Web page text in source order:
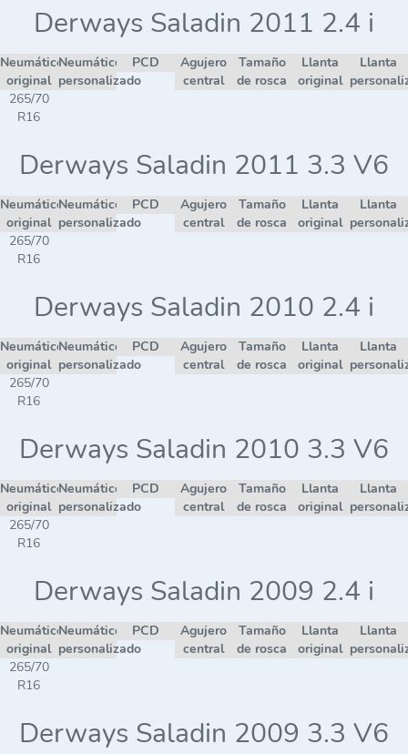
Derways Saladin 2011 2.4 i
Neumático
original
Neumático
personalizado
PCD
Agujero
central
Tamaño
de rosca
Llanta
original
Llanta
265/70
R16
Derways Saladin 2011 3.3 V6
Neumático
original
Neumático
personalizado
PCD
Agujero
central
Tamaño
de rosca
Llanta
original
Llanta
265/70
R16
Derways Saladin 2010 2.4 i
Neumático
original
Neumático
personalizado
PCD
Agujero
central
Tamaño
de rosca
Llanta
original
Llanta
265/70
R16
Derways Saladin 2010 3.3 V6
Neumático
original
Neumático
personalizado
PCD
Agujero
central
Tamaño
de rosca
Llanta
original
Llanta
265/70
R16
Derways Saladin 2009 2.4 i
Neumático
original
Neumático
personalizado
PCD
Agujero
central
Tamaño
de rosca
Llanta
original
Llanta
265/70
R16
Derways Saladin 2009 3.3 V6